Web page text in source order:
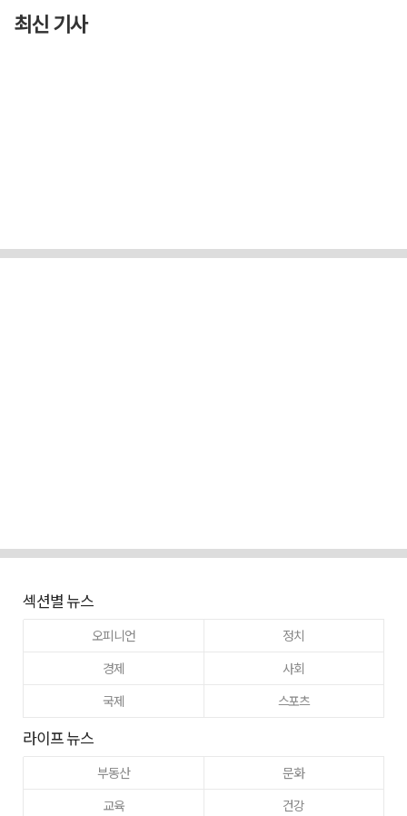
최신 기사
섹션별 뉴스
오피니언
정치
경제
사회
국제
스포츠
라이프 뉴스
부동산
문화
교육
건강